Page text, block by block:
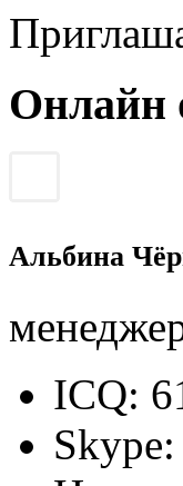
Онлайн
Альбина
ICQ:
Skype: